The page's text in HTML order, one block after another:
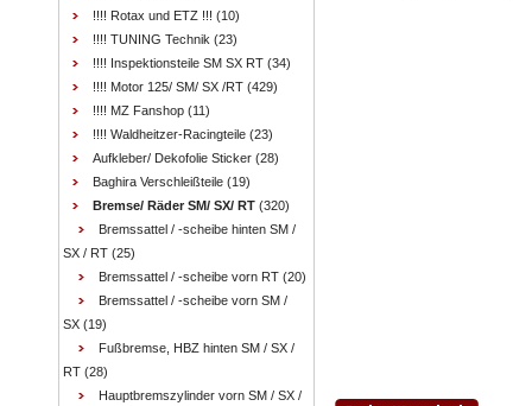
!!!! Rotax und ETZ !!! (10)
!!!! TUNING Technik (23)
!!!! Inspektionsteile SM SX RT (34)
!!!! Motor 125/ SM/ SX /RT (429)
!!!! MZ Fanshop (11)
!!!! Waldheitzer-Racingteile (23)
Aufkleber/ Dekofolie Sticker (28)
Baghira Verschleißteile (19)
Bremse/ Räder SM/ SX/ RT (320)
Bremssattel / -scheibe hinten SM /
SX / RT (25)
Bremssattel / -scheibe vorn RT (20)
Bremssattel / -scheibe vorn SM /
SX (19)
Fußbremse, HBZ hinten SM / SX /
RT (28)
Hauptbremszylinder vorn SM / SX /